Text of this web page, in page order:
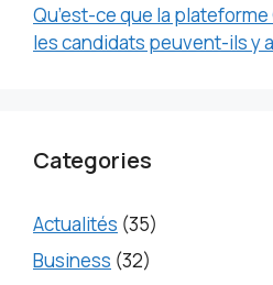
Qu’est-ce que la
les candidats peuvent-ils y
Categories
Actualités (35)
Business (32)